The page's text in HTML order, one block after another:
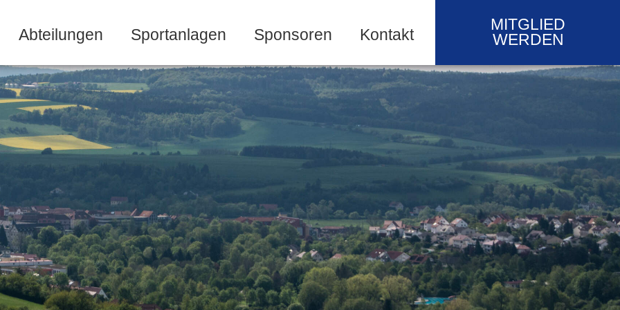
Abteilungen Sportanlagen Sponsoren Kontakt
MITGLIED
WERDEN